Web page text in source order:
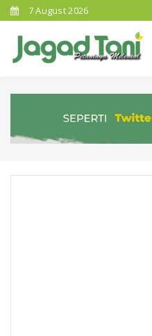
7 August 2026